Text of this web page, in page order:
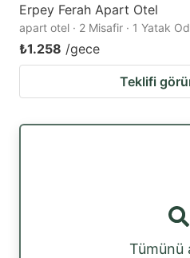
Erpey Ferah Apart Otel
apart otel · 2 Misafir · 1 Yatak
₺1.258 /gece
Teklifi
Tümünü